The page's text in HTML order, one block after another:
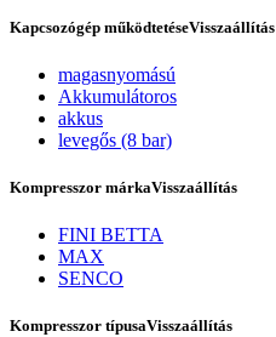
Kapcsozógép működtetéseVisszaállítás
magasnyomású
Akkumulátoros
akkus
levegős (8 bar)
Kompresszor márkaVisszaállítás
FINI BETTA
MAX
SENCO
Kompresszor típusaVisszaállítás